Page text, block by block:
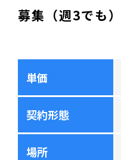
募集（週3でも）
単価
契約形態
場所